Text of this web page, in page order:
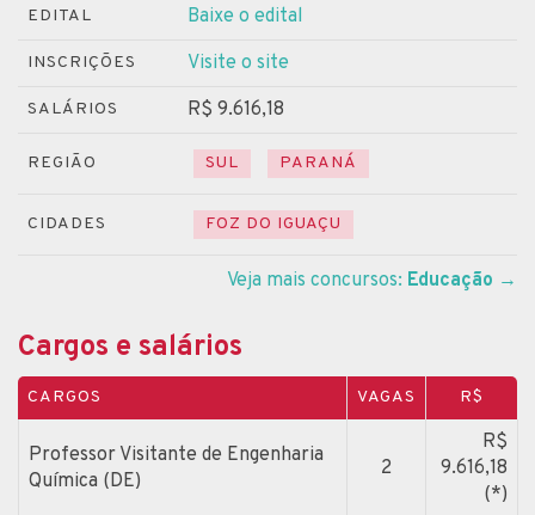
EDITAL Baixe o edital
INSCRIÇÕES Visite o site
SALÁRIOS R$ 9.616,18
REGIÃO SUL PARANÁ
CIDADES FOZ DO IGUAÇU
Veja mais concursos: Educação →
Cargos e salários
CARGOS VAGAS R$
Professor Visitante de Engenharia
Química (DE)
2
R$
9.616,18
(*)